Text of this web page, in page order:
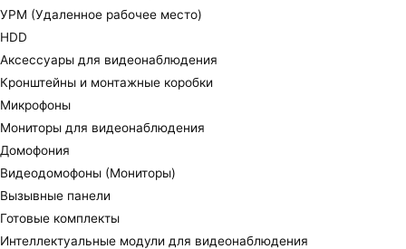
УРМ (Удаленное рабочее место)
HDD
Аксессуары для видеонаблюдения
Кронштейны и монтажные коробки
Микрофоны
Мониторы для видеонаблюдения
Домофония
Видеодомофоны (Мониторы)
Вызывные панели
Готовые комплекты
Интеллектуальные модули для видеонаблюдения